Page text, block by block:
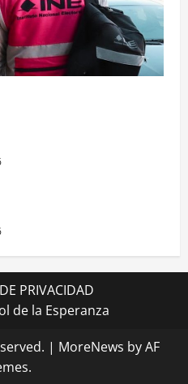
PRIVACIDAD
de la Esperanza
| MoreNews by AF